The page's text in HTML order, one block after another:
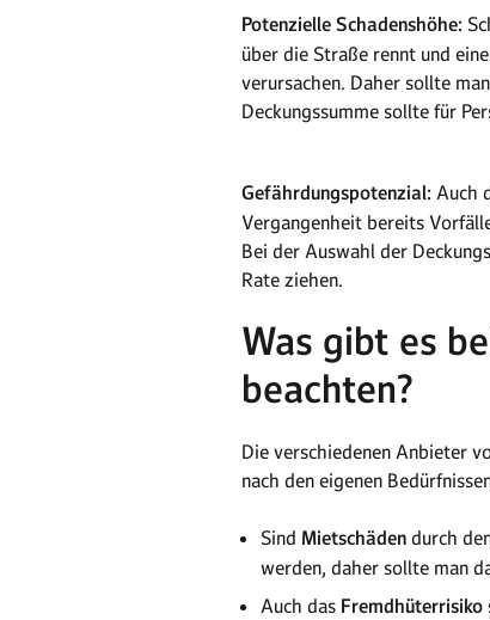
Potenzielle Schadenshöhe:
über die Straße rennt und
verursachen. Daher sollte
Deckungssumme sollte für
Gefährdungspotenzial: Auch
Vergangenheit bereits
Bei der Auswahl der
Rate ziehen.
Was gibt es
beachten?
Die verschiedenen Anbieter
nach den eigenen
Sind Mietschäden durch
werden, daher sollte man
Auch das Fremdhüterrisiko